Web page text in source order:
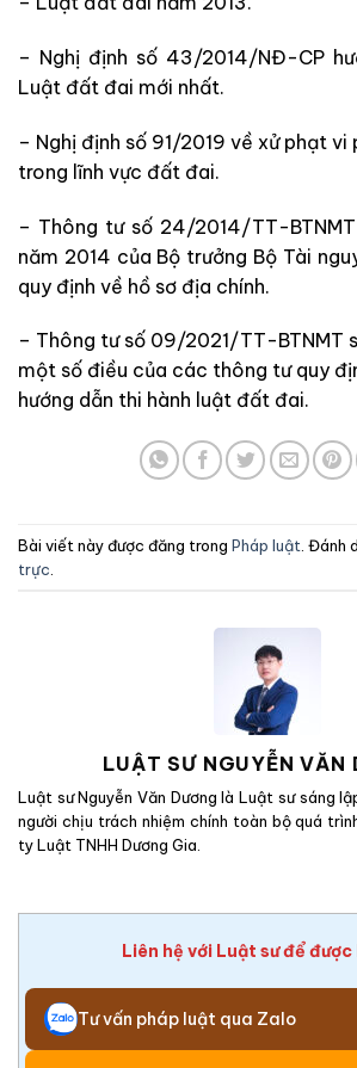
– Nghị định số 43/2014/NĐ-CP
Luật đất đai mới nhất.
– Nghị định số 91/2019 về xử phạt vi
trong lĩnh vực đất đai.
– Thông tư số 24/2014/TT-
năm 2014 của Bộ trưởng Bộ Tài
quy định về hồ sơ địa chính.
– Thông tư số 09/2021/TT-BTNMT
một số điều của các thông tư quy
hướng dẫn thi hành luật đất đai.
Bài viết này được đăng trong Pháp luật . Đánh
trực
LUẬT SƯ NGUYỄN VĂN
Luật sư Nguyễn Văn Dương là Luật sư sáng
người chịu trách nhiệm chính toàn bộ quá
ty Luật TNHH Dương Gia.
Liên hệ với Luật sư để
Tư vấn pháp luật qua Zalo